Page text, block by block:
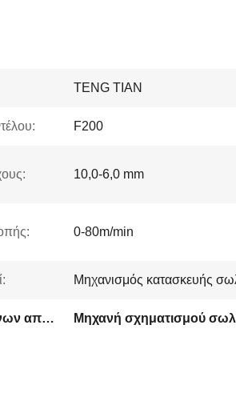
TENG TIAN
F200
10,0-6,0 mm
0-80m/min
Μηχανισμός κατασκευής
Μηχανή κατασκευής σωλήνων από χάλυβα